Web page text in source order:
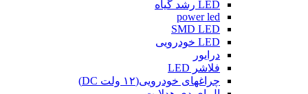
LED رشد گیاه
power led
SMD LED
LED خودرویی
درایور
فلاشر LED
چراغهای خودرویی(۱۲ ولت DC)